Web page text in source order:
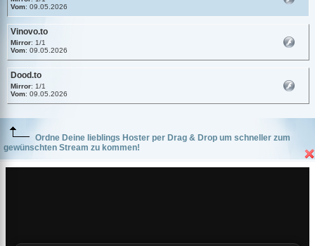
Vom: 09.05.2026
Vinovo.to
Mirror: 1/1
Vom: 09.05.2026
Dood.to
Mirror: 1/1
Vom: 09.05.2026
Ordne Deine lieblings Hoster per Drag & Drop um schneller zum
gewünschten Stream zu kommen!